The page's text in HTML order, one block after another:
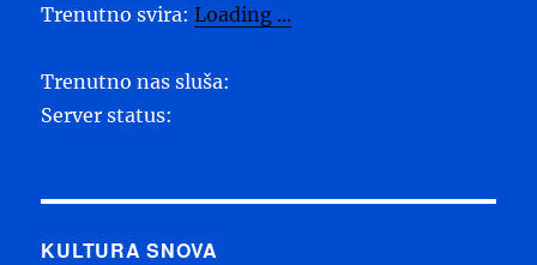
Trenutno svira:Loading ...
Trenutno nas sluša:
Server status:
KULTURA SNOVA